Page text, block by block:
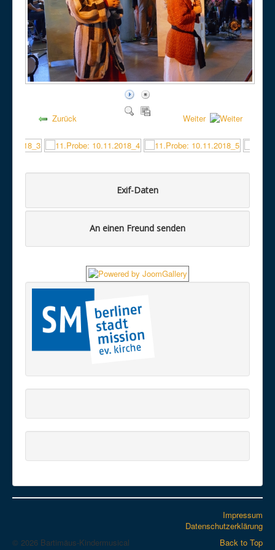
Zurück Weiter
Exif-Daten
An einen Freund senden
Impressum
Datenschutzerklärung
Back to Top
© 2026 Bartimäus-Kindermusical